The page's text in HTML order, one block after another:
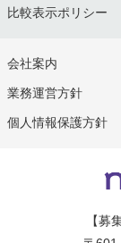
比較表示ポリシー
会社案内
業務運営方針
個人情報保護方針
【募